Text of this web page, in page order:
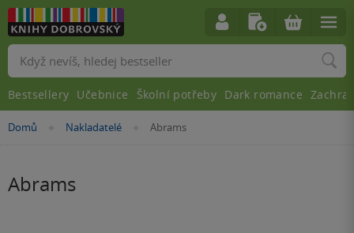
Nacházíte
Domů »
Nakladatelé »Abrams
Abrams
Vyhledávání
Bestsellery Učebnice Školní potřeby Dark romance